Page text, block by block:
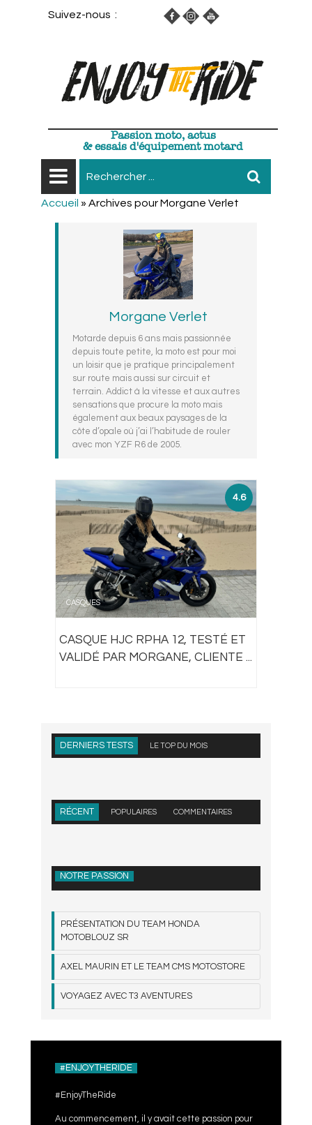
Suivez-nous :
Passion moto, actus
& essais d'équipement motard
Accueil » Archives pour Morgane Verlet
Morgane Verlet
Motarde depuis 6 ans mais passionnée
depuis toute petite, la moto est pour moi
un loisir que je pratique principalement
sur route mais aussi sur circuit et
terrain. Addict à la vitesse et aux autres
sensations que procure la moto mais
également aux beaux paysages de la
côte d’opale où j’ai l’habitude de rouler
avec mon YZF R6 de 2005.
CASQUES
4.6
CASQUE HJC RPHA 12, TESTÉ ET
VALIDÉ PAR MORGANE, CLIENTE ...
DERNIERS TESTS LE TOP DU MOIS
RÉCENT POPULAIRES COMMENTAIRES
NOTRE PASSION
PRÉSENTATION DU TEAM HONDA
MOTOBLOUZ SR
AXEL MAURIN ET LE TEAM CMS MOTOSTORE
VOYAGEZ AVEC T3 AVENTURES
#ENJOYTHERIDE
#EnjoyTheRide
Au commencement, il y avait cette passion pour